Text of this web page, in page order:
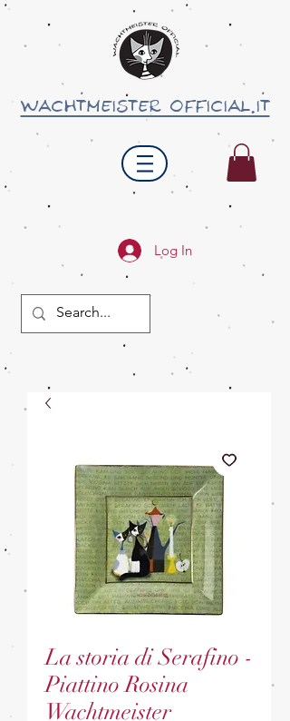
wachtmeister official.it
Log In
La storia di Serafino -
Piattino Rosina
Wachtmeister